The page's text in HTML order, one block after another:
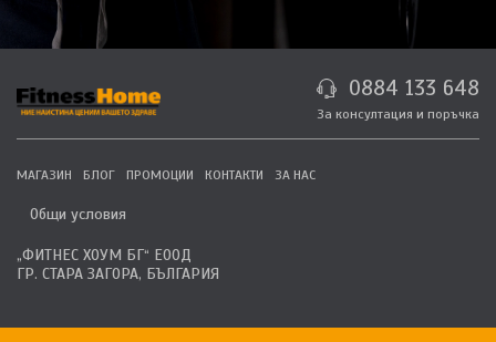
0884 133 648
За консултация и поръчка
МАГАЗИН БЛОГ ПРОМОЦИИ КОНТАКТИ ЗА НАС
Общи условия
„ФИТНЕС ХОУМ БГ“ ЕООД
ГР. СТАРА ЗАГОРА, БЪЛГАРИЯ